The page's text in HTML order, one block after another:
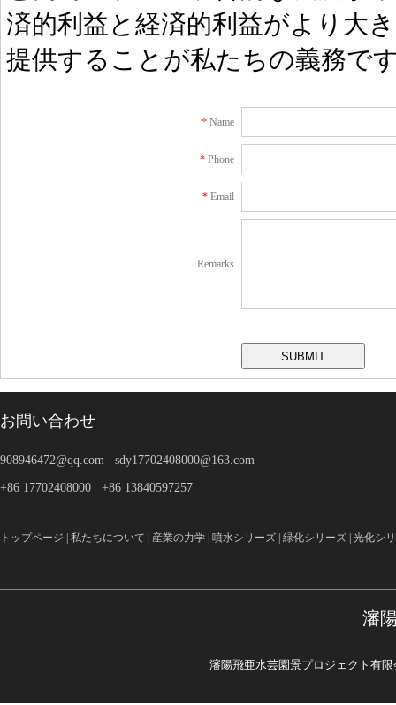
済的利益と経済的利益がより大
提供することが私たちの義務で
* Name
* Phone
* Email
Remarks
お問い合わせ
908946472@qq.com sdy17702408000@163.com
+86 17702408000 +86 13840597257
トップページ 私たちについて 産業の力学 噴水シリーズ 緑化シリーズ 光化シ
瀋
瀋陽飛亜水芸園景プロジェクト有